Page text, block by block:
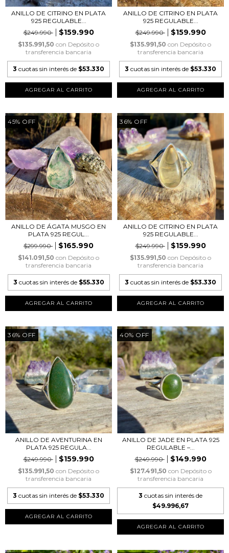
ANILLO DE CITRINO EN PLATA
925 REGULABLE...
$249.990
$159.990
$135.991,50 con Depósito o
transferencia bancaria
3 cuotas sin interés de $53.330
ANILLO DE CITRINO EN PLATA
925 REGULABLE...
$249.990
$159.990
$135.991,50 con Depósito o
transferencia bancaria
3 cuotas sin interés de $53.330
45% OFF
ANILLO DE ÁGATA MUSGO EN
PLATA 925 REGUL...
$299.990
$165.990
$141.091,50 con Depósito o
transferencia bancaria
3 cuotas sin interés de $55.330
36% OFF
ANILLO DE CITRINO EN PLATA
925 REGULABLE...
$249.990
$159.990
$135.991,50 con Depósito o
transferencia bancaria
3 cuotas sin interés de $53.330
36% OFF
ANILLO DE AVENTURINA EN
PLATA 925 REGULA...
$249.990
$159.990
$135.991,50 con Depósito o
transferencia bancaria
3 cuotas sin interés de $53.330
40% OFF
ANILLO DE JADE EN PLATA 925
REGULABLE –...
$249.990
$149.990
$127.491,50 con Depósito o
transferencia bancaria
3 cuotas sin interés de
$49.996,67